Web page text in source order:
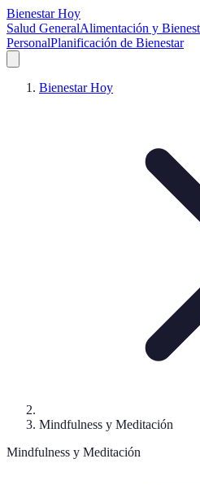
Bienestar Hoy
Salud GeneralAlimentación y
PersonalPlanificación de Bienestar
Bienestar Hoy
Mindfulness y Meditación
Mindfulness y Meditación